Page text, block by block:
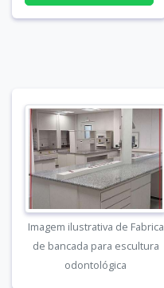
Imagem ilustrativa de Fabrica
de bancada para escultura
odontológica